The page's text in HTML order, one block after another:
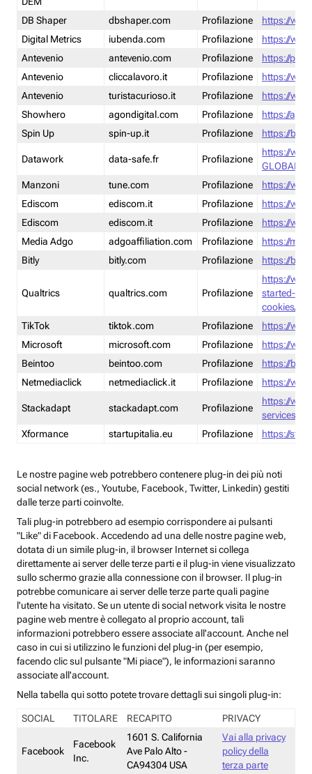
DB Shaper
dbshaper.com Profilazione
https://
Digital Metrics
iubenda.com Profilazione
https://
Antevenio
antevenio.com Profilazione
https://
Antevenio
cliccalavoro.it Profilazione
https://
Antevenio
turistacurioso.it Profilazione
https://
Showhero
agondigital.com Profilazione
https://
Spin Up
spin-up.it Profilazione https://
Datawork data-safe.fr Profilazione
https://
GLOBAL-
Manzoni
tune.com Profilazione
https://
Ediscom
ediscom.it Profilazione
https://
Ediscom
ediscom.it Profilazione
https://
Media Adgo
adgoaffiliation.com Profilazione
https://
Bitly
bitly.com Profilazione https://
Qualtrics qualtrics.com Profilazione
https://
started-
cookies/
TikTok
tiktok.com Profilazione
https://
Microsoft
microsoft.com Profilazione
https://
Beintoo
beintoo.com Profilazione
https://
Netmediaclick
netmediaclick.it Profilazione https://
Stackadapt stackadapt.com Profilazione
https://
services-
Xformance
startupitalia.eu Profilazione https://
Le nostre pagine web potrebbero contenere plug-in dei più noti
social network (es., Youtube, Facebook, Twitter, Linkedin) gestiti
dalle terze parti coinvolte.
Tali plug-in potrebbero ad esempio corrispondere ai pulsanti
"Like" di Facebook. Accedendo ad una delle nostre pagine web,
dotata di un simile plug-in, il browser Internet si collega
direttamente ai server delle terze parti e il plug-in viene visualizzato
sullo schermo grazie alla connessione con il browser. Il plug-in
potrebbe comunicare ai server delle terze parte quali pagine
l'utente ha visitato. Se un utente di social network visita le nostre
pagine web mentre è collegato al proprio account, tali
informazioni potrebbero essere associate all'account. Anche nel
caso in cui si utilizzino le funzioni del plug-in (per esempio,
facendo clic sul pulsante "Mi piace"), le informazioni saranno
associate all'account.
Nella tabella qui sotto potete trovare dettagli sui singoli plug-in:
SOCIAL TITOLARE RECAPITO PRIVACY
Facebook
Facebook
Inc.
1601 S. California
Ave Palo Alto -
CA94304 USA
Vai alla privacy
policy della
terza parte